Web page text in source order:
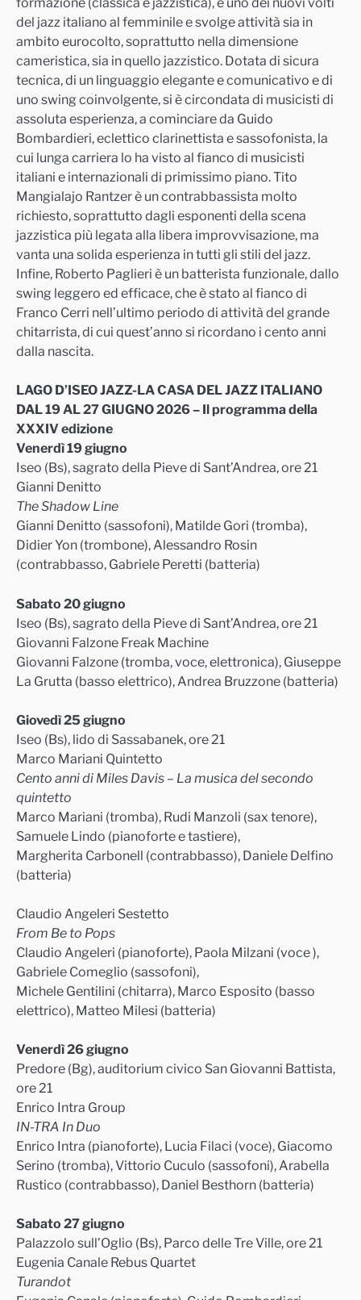
formazione (classica e jazzistica), è uno dei nuovi volti
del jazz italiano al femminile e svolge attività sia in
ambito eurocolto, soprattutto nella dimensione
cameristica, sia in quello jazzistico. Dotata di sicura
tecnica, di un linguaggio elegante e comunicativo e di
uno swing coinvolgente, si è circondata di musicisti di
assoluta esperienza, a cominciare da Guido
Bombardieri, eclettico clarinettista e sassofonista, la
cui lunga carriera lo ha visto al fianco di musicisti
italiani e internazionali di primissimo piano. Tito
Mangialajo Rantzer è un contrabbassista molto
richiesto, soprattutto dagli esponenti della scena
jazzistica più legata alla libera improvvisazione, ma
vanta una solida esperienza in tutti gli stili del jazz.
Infine, Roberto Paglieri è un batterista funzionale, dallo
swing leggero ed efficace, che è stato al fianco di
Franco Cerri nell’ultimo periodo di attività del grande
chitarrista, di cui quest’anno si ricordano i cento anni
dalla nascita.
LAGO D’ISEO JAZZ-LA CASA DEL JAZZ ITALIANO
DAL 19 AL 27 GIUGNO 2026 – Il programma della
XXXIV edizione
Venerdì 19 giugno
Iseo (Bs), sagrato della Pieve di Sant’Andrea,ore 21
Gianni Denitto
The Shadow Line
Gianni Denitto (sassofoni), Matilde Gori (tromba),
Didier Yon (trombone), Alessandro Rosin
(contrabbasso, Gabriele Peretti (batteria)
Sabato 20 giugno
Iseo (Bs),sagrato della Pieve di Sant’Andrea,ore 21
Giovanni Falzone Freak Machine
Giovanni Falzone (tromba, voce, elettronica), Giuseppe
La Grutta (basso elettrico), Andrea Bruzzone (batteria)
Giovedì 25 giugno
Iseo (Bs), lido di Sassabanek,ore 21
Marco Mariani Quintetto
Cento anni di Miles Davis – La musica del secondo
quintetto
Marco Mariani (tromba), Rudi Manzoli (sax tenore),
Samuele Lindo (pianoforte e tastiere),
Margherita Carbonell (contrabbasso), Daniele Delfino
(batteria)
Claudio Angeleri Sestetto
From Be to Pops
Claudio Angeleri (pianoforte), Paola Milzani (voce ),
Gabriele Comeglio (sassofoni),
Michele Gentilini (chitarra), Marco Esposito (basso
elettrico), Matteo Milesi (batteria)
Venerdì 26 giugno
Predore (Bg), auditorium civico San Giovanni Battista,
ore 21
Enrico Intra Group
IN-TRA In Duo
Enrico Intra (pianoforte), Lucia Filaci (voce), Giacomo
Serino (tromba), Vittorio Cuculo (sassofoni), Arabella
Rustico (contrabbasso), Daniel Besthorn (batteria)
Sabato 27 giugno
Palazzolo sull’Oglio (Bs), Parco delle Tre Ville, ore 21
Eugenia Canale Rebus Quartet
Turandot